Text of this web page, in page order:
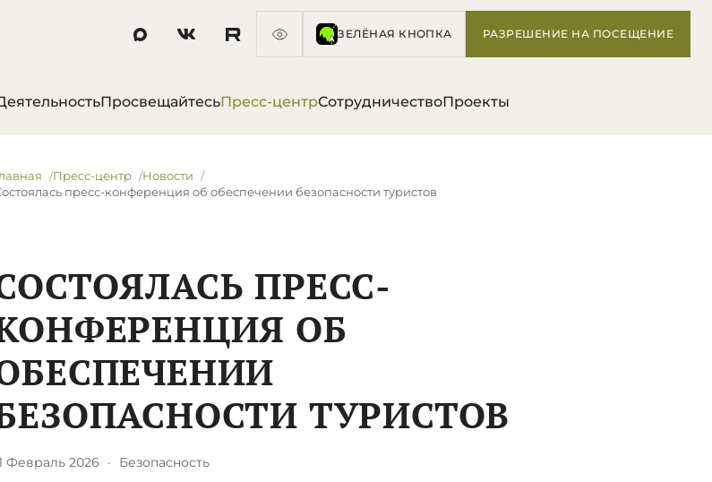
ЗЕЛЁНАЯ КНОПКА РАЗРЕШЕНИЕ НА ПОСЕЩЕНИЕ
ПросвещайтесьПресс-центрСотрудничествоПроекты
Пресс-центр
Новости
пресс-конференция об обеспечении безопасности туристов
ПРЕСС-
ОБ
ТУРИСТОВ
Февраль 2026 · Безопасность